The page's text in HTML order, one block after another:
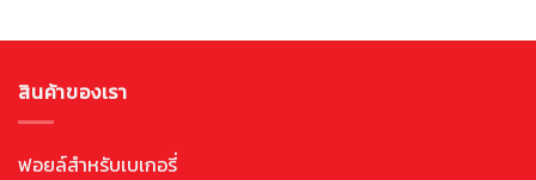
สินค้าของเรา
ฟอยล์สำหรับเบเกอรี่